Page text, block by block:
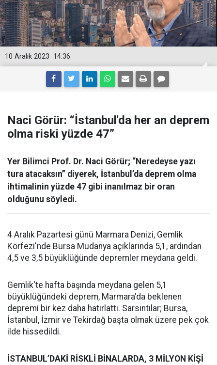
14:36
10 Aralık 2023
Naci Görür: “İstanbul'da her an deprem
olma riski yüzde 47”
Yer Bilimci Prof. Dr. Naci Görür; “Neredeyse yazı
tura atacaksın” diyerek, İstanbul’da deprem olma
ihtimalinin yüzde 47 gibi inanılmaz bir oran
olduğunu söyledi.
4 Aralık Pazartesi günü Marmara Denizi, Gemlik
Körfezi'nde Bursa Mudanya açıklarında 5,1, ardından
4,5 ve 3,5 büyüklüğünde depremler meydana geldi.
Gemlik'te hafta başında meydana gelen 5,1
büyüklüğündeki deprem, Marmara'da beklenen
depremi bir kez daha hatırlattı. Sarsıntılar; Bursa,
İstanbul, İzmir ve Tekirdağ başta olmak üzere pek çok
ilde hissedildi.
İSTANBUL’DAKİ RİSKLİ BİNALARDA, 3 MİLYON KİŞİ